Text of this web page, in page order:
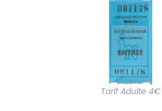
Tarif Adulte 4€